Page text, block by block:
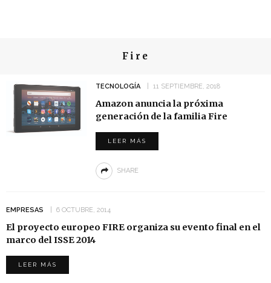
Fire
TECNOLOGÍA 11 SEPTIEMBRE, 2018
Amazon anuncia la próxima
generación de la familia Fire
LEER MÁS
SHARE
EMPRESAS 6 OCTUBRE, 2014
El proyecto europeo FIRE organiza su evento final en el
marco del ISSE 2014
LEER MÁS